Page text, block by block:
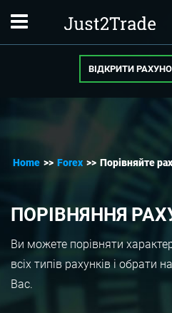
ВІДКРИТИ
Home >> Forex >> Порівняйте
ПОРІВНЯННЯ
Ви можете порівняти
всіх типів рахунків і обрати
Вас.